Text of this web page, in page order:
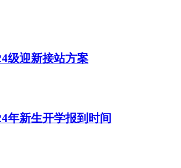
级迎新接站方案
年新生开学报到时间